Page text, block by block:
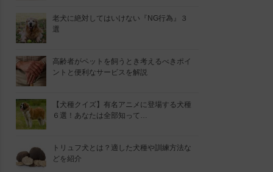
老犬に絶対してはいけない『NG行為』３
選
高齢者がペットを飼うとき考えるべきポイ
ントと便利なサービスを解説
【犬種クイズ】有名アニメに登場する犬種
６選！あなたは全部知って…
トリュフ犬とは？適した犬種や訓練方法な
どを紹介